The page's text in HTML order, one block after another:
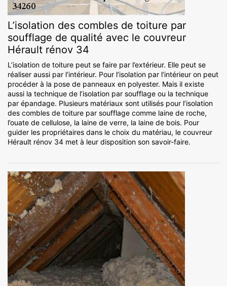
L’isolation des combles de toiture par
soufflage de qualité avec le couvreur
Hérault rénov 34
L’isolation de toiture peut se faire par l’extérieur. Elle peut se
réaliser aussi par l’intérieur. Pour l’isolation par l’intérieur on peut
procéder à la pose de panneaux en polyester. Mais il existe
aussi la technique de l’isolation par soufflage ou la technique
par épandage. Plusieurs matériaux sont utilisés pour l’isolation
des combles de toiture par soufflage comme laine de roche,
l’ouate de cellulose, la laine de verre, la laine de bois. Pour
guider les propriétaires dans le choix du matériau, le couvreur
Hérault rénov 34 met à leur disposition son savoir-faire.